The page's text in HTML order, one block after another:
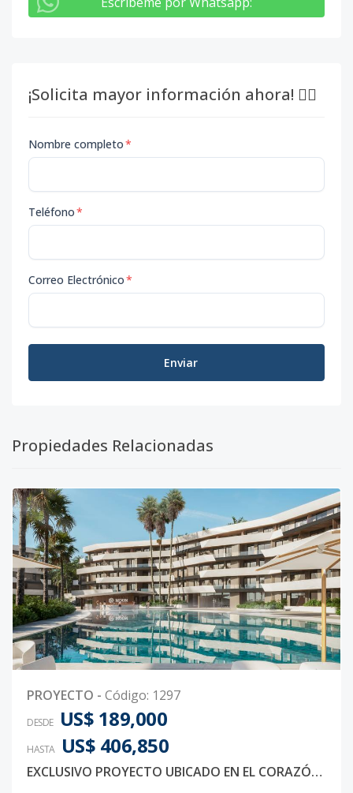
¡Solicita mayor información ahora! 👇🏽
Nombre completo*
Teléfono*
Correo Electrónico*
Enviar
Propiedades Relacionadas
PROYECTO - Código: 1297
DESDE US$ 189,000
HASTA US$ 406,850
EXCLUSIVO PROYECTO UBICADO EN EL CORAZÓN DE BAVARO EN PUNTA CANA A POCOS MINUTOS DE LA PLAYA